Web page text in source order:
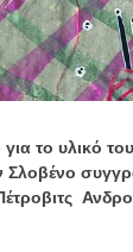
το υλικό
Σλοβένο